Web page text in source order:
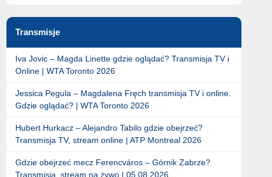
Transmisje
Iva Jovic – Magda Linette gdzie oglądać? Transmisja TV i
Online | WTA Toronto 2026
Jessica Pegula – Magdalena Fręch transmisja TV i online.
Gdzie oglądać? | WTA Toronto 2026
Hubert Hurkacz – Alejandro Tabilo gdzie obejrzeć?
Transmisja TV, stream online | ATP Montreal 2026
Gdzie obejrzeć mecz Ferencváros – Górnik Zabrze?
Transmisja, stream na żywo | 05.08.2026